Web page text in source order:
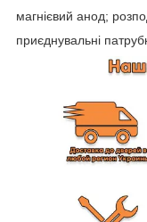
магнієвий анод;
приєднувальні